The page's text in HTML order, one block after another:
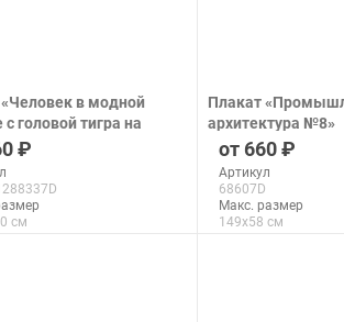
в модной
головой тигра на
фоне стены»
бумаге
см
Плакат
архитектура №8»
печать на бумаге
660
Артикул
68607D
Макс. размер
149x58 см